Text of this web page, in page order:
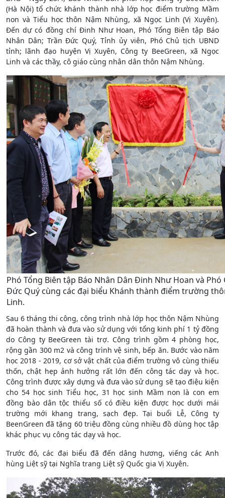
(Hà Nội) tổ chức khánh thành nhà lớp học điểm trường Mầm
non và Tiểu học thôn Nậm Nhùng, xã Ngọc Linh (Vị Xuyên).
Đến dự có đồng chí Đinh Như Hoan, Phó Tổng Biên tập Báo
Nhân Dân; Trần Đức Quý, Tỉnh ủy viên, Phó Chủ tịch UBND
tỉnh; lãnh đạo huyện Vị Xuyên, Công ty BeeGreen, xã Ngọc
Linh và các thầy, cô giáo cùng nhân dân thôn Nậm Nhùng.
Phó Tổng Biên tập Báo Nhân Dân Đinh Như Hoan và
Đức Quý cùng các đại biểu Khánh thành điểm trường
Linh.
Sau 6 tháng thi công, công trình nhà lớp học thôn Nậm Nhùng
đã hoàn thành và đưa vào sử dụng với tổng kinh phí 1 tỷ đồng
do Công ty BeeGreen tài trợ. Công trình gồm 4 phòng học,
rộng gần 300 m2 và công trình vệ sinh, bếp ăn. Bước vào năm
học 2018 - 2019, cơ sở vật chất của điểm trường vô cùng thiếu
thốn, chật hẹp ảnh hưởng rất lớn đến công tác dạy và học.
Công trình được xây dựng và đưa vào sử dụng sẽ tạo điệu kiện
cho 54 học sinh Tiểu học, 31 học sinh Mầm non là con em
đồng bào dân tộc thiểu số có điều kiện được học dưới mái
trường mới khang trang, sạch đẹp. Tại buổi Lễ, Công ty
BeenGreen đã tặng 60 triệu đồng cùng nhiều đồ dùng học tập
khác phục vụ công tác dạy và học.
Trước đó, các đại biểu đã đến dâng hương, viếng các Anh
hùng Liệt sỹ tại Nghĩa trang Liệt sỹ Quốc gia Vị Xuyên.